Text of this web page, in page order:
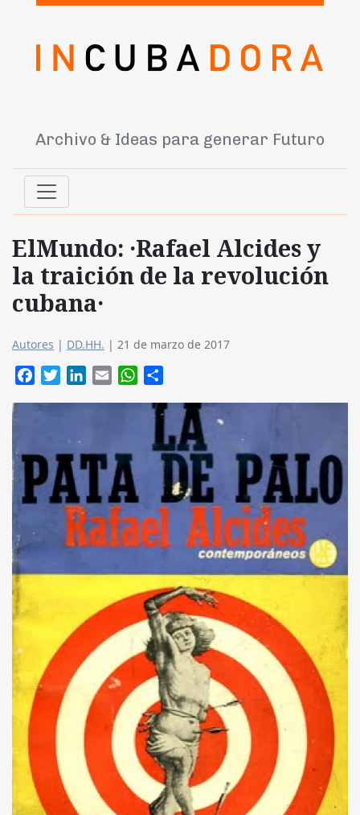
Archivo & Ideas para generar Futuro
ElMundo: ·Rafael Alcides y
la traición de la revolución
cubana·
Autores | DD.HH. | 21 de marzo de 2017
FacebookTwitterLinkedIn
Email WhatsApp